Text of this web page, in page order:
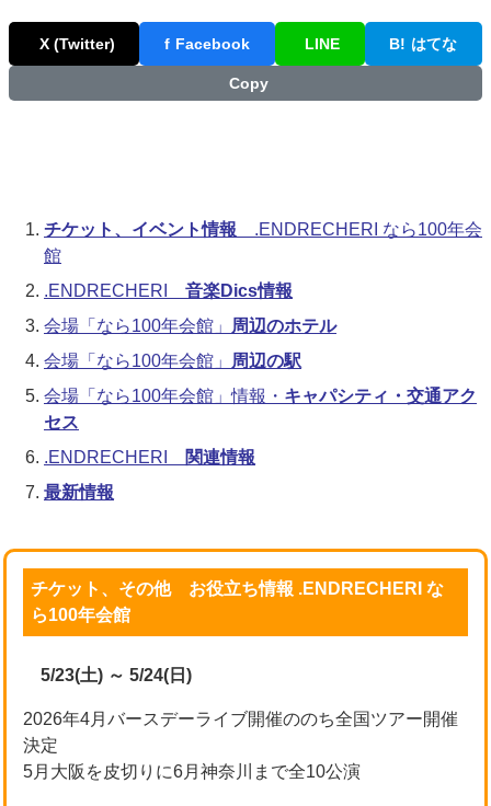
X (Twitter) f Facebook LINE B! はてな
Copy
チケット、イベント情報 .ENDRECHERI なら100年会
館
.ENDRECHERI 音楽Dics情報
会場「なら100年会館」
周辺のホテル
会場「なら100年会館」
周辺の駅
会場「なら100年会館」情報・ キャパシティ・交通アク
セス
.ENDRECHERI
関連情報
最新情報
チケット、その他 お役立ち情報 .ENDRECHERI な
ら100年会館
5/23(土) ～ 5/24(日)
2026年4月バースデーライブ開催ののち全国ツアー開催
決定
5月大阪を皮切りに6月神奈川まで全10公演